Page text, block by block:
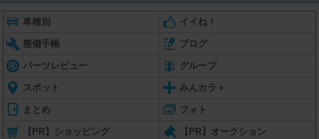
車種別 イイね！
整備手帳 ブログ
パーツレビュー グループ
スポット みんカラ＋
まとめ フォト
【PR】ショッピング 【PR】オークション